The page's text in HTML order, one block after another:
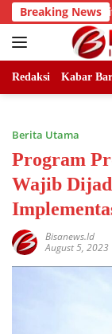
Skip
to
content
Breaking News
Titik
Redaksi Kabar
Berita Utama
Program
Wajib
Bisanews.id
August 5, 2023